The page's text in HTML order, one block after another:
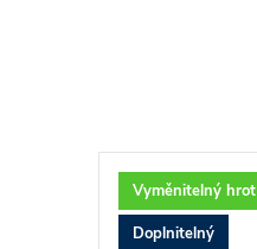
Vyměnitelný hrot
Doplnitelný